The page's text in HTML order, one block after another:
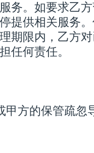
务。如要求乙
提供相关服务
期限内，乙方
任何责任。
甲方的保管疏忽